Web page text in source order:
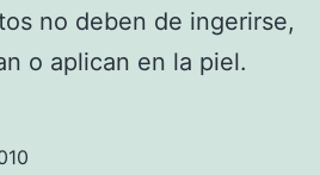
no deben de ingerirse,
o aplican en la piel.